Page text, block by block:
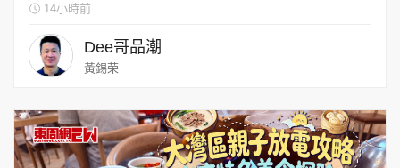
PCM 電腦廣場 星島頭條 星島日報
14小時前
Dee哥品潮
黃錫荣